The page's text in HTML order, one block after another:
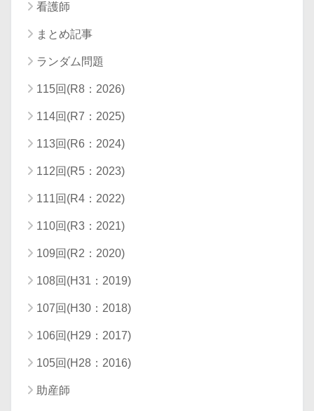
看護師
まとめ記事
ランダム問題
115回(R8：2026)
114回(R7：2025)
113回(R6：2024)
112回(R5：2023)
111回(R4：2022)
110回(R3：2021)
109回(R2：2020)
108回(H31：2019)
107回(H30：2018)
106回(H29：2017)
105回(H28：2016)
助産師